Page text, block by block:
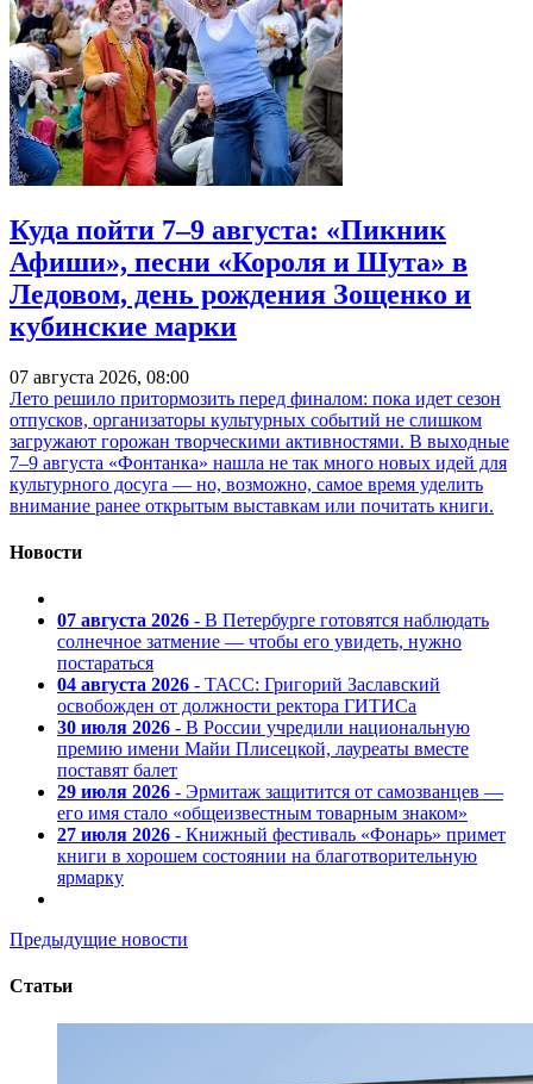
Куда пойти 7–9 августа: «Пикник
Афиши», песни «Короля и Шута» в
Ледовом, день рождения Зощенко и
кубинские марки
07 августа 2026, 08:00
Лето решило притормозить перед финалом: пока идет сезон
отпусков, организаторы культурных событий не слишком
загружают горожан творческими активностями. В выходные
7–9 августа «Фонтанка» нашла не так много новых идей для
культурного досуга — но, возможно, самое время уделить
внимание ранее открытым выставкам или почитать книги.
Новости
07 августа 2026 - В Петербурге готовятся наблюдать
солнечное затмение — чтобы его увидеть, нужно
постараться
04 августа 2026 - ТАСС: Григорий Заславский
освобожден от должности ректора ГИТИСа
30 июля 2026 - В России учредили национальную
премию имени Майи Плисецкой, лауреаты вместе
поставят балет
29 июля 2026 - Эрмитаж защитится от самозванцев —
его имя стало «общеизвестным товарным знаком»
27 июля 2026 - Книжный фестиваль «Фонарь» примет
книги в хорошем состоянии на благотворительную
ярмарку
Предыдущие новости
Статьи